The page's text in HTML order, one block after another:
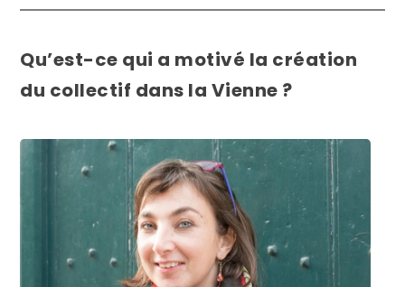
Qu’est-ce qui a motivé la création
du collectif dans la Vienne ?